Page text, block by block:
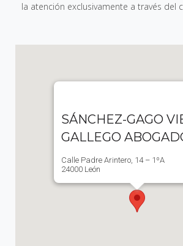
la atención exclusivamente a través del
SÁNCHEZ-GAGO
GALLEGO
Calle Padre Arintero, 14 – 1ºA
24000 León